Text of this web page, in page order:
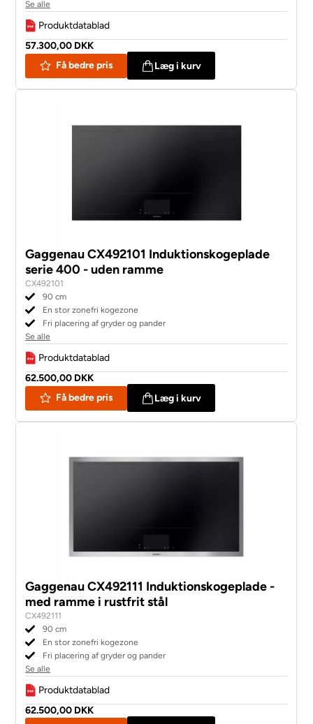
Se alle
Produktdatablad
57.300,00 DKK
Få bedre pris
Læg i kurv
Gaggenau CX492101 Induktionskogeplade
serie 400 - uden ramme
CX492101
90 cm
En stor zonefri kogezone
Fri placering af gryder og pander
Se alle
Produktdatablad
62.500,00 DKK
Få bedre pris
Læg i kurv
Gaggenau CX492111 Induktionskogeplade -
med ramme i rustfrit stål
CX492111
90 cm
En stor zonefri kogezone
Fri placering af gryder og pander
Se alle
Produktdatablad
62.500,00 DKK